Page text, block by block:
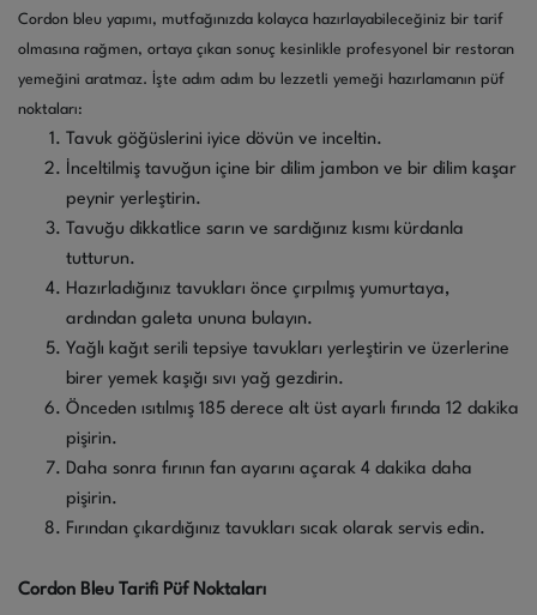
Cordon bleu yapımı, mutfağınızda kolayca hazırlayabileceğiniz bir tarif
olmasına rağmen, ortaya çıkan sonuç kesinlikle profesyonel bir restoran
yemeğini aratmaz. İşte adım adım bu lezzetli yemeği hazırlamanın püf
noktaları:
Tavuk göğüslerini iyice dövün ve inceltin.
İnceltilmiş tavuğun içine bir dilim jambon ve bir dilim kaşar
peynir yerleştirin.
Tavuğu dikkatlice sarın ve sardığınız kısmı kürdanla
tutturun.
Hazırladığınız tavukları önce çırpılmış yumurtaya,
ardından galeta ununa bulayın.
Yağlı kağıt serili tepsiye tavukları yerleştirin ve üzerlerine
birer yemek kaşığı sıvı yağ gezdirin.
Önceden ısıtılmış 185 derece alt üst ayarlı fırında 12 dakika
pişirin.
Daha sonra fırının fan ayarını açarak 4 dakika daha
pişirin.
Fırından çıkardığınız tavukları sıcak olarak servis edin.
Cordon Bleu Tarifi Püf Noktaları